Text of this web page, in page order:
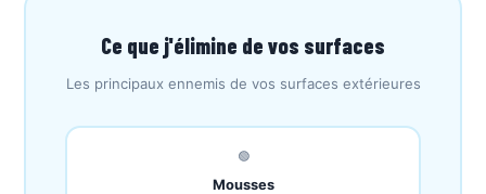
Ce que j'élimine de vos surfaces
Les principaux ennemis de vos surfaces extérieures
🟢
Mousses